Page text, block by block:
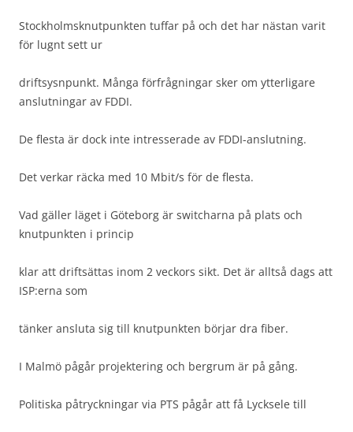
Stockholmsknutpunkten tuffar på och det har nästan varit
för lugnt sett ur
driftsysnpunkt. Många förfrågningar sker om ytterligare
anslutningar av FDDI.
De flesta är dock inte intresserade av FDDI-anslutning.
Det verkar räcka med 10 Mbit/s för de flesta.
Vad gäller läget i Göteborg är switcharna på plats och
knutpunkten i princip
klar att driftsättas inom 2 veckors sikt. Det är alltså dags att
ISP:erna som
tänker ansluta sig till knutpunkten börjar dra fiber.
I Malmö pågår projektering och bergrum är på gång.
Politiska påtryckningar via PTS pågår att få Lycksele till